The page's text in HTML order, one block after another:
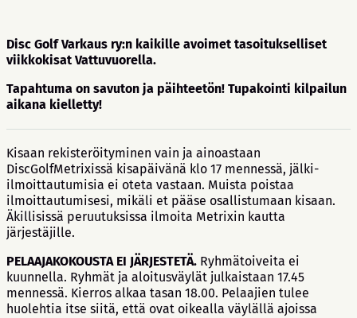
Disc Golf Varkaus ry:n kaikille avoimet tasoitukselliset
viikkokisat Vattuvuorella.
Tapahtuma on savuton ja päihteetön! Tupakointi kilpailun
aikana kielletty!
Kisaan rekisteröityminen vain ja ainoastaan
DiscGolfMetrixissä kisapäivänä klo 17 mennessä, jälki-
ilmoittautumisia ei oteta vastaan. Muista poistaa
ilmoittautumisesi, mikäli et pääse osallistumaan kisaan.
Äkillisissä peruutuksissa ilmoita Metrixin kautta
järjestäjille.
PELAAJAKOKOUSTA EI JÄRJESTETÄ. Ryhmätoiveita ei
kuunnella. Ryhmät ja aloitusväylät julkaistaan 17.45
mennessä. Kierros alkaa tasan 18.00. Pelaajien tulee
huolehtia itse siitä, että ovat oikealla väylällä ajoissa